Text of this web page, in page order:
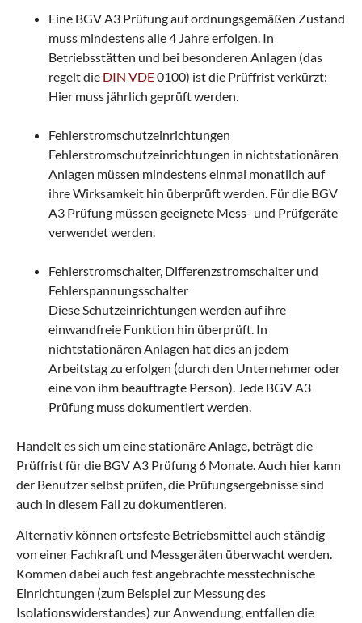
Eine BGV A3 Prüfung auf ordnungsgemäßen Zustand
muss mindestens alle 4 Jahre erfolgen. In
Betriebsstätten und bei besonderen Anlagen (das
regelt die DIN VDE0100) ist die Prüffrist verkürzt:
Hier muss jährlich geprüft werden.
Fehlerstromschutzeinrichtungen
Fehlerstromschutzeinrichtungen in nichtstationären
Anlagen müssen mindestens einmal monatlich auf
ihre Wirksamkeit hin überprüft werden. Für die BGV
A3 Prüfung müssen geeignete Mess- und Prüfgeräte
verwendet werden.
Fehlerstromschalter, Differenzstromschalter und
Fehlerspannungsschalter
Diese Schutzeinrichtungen werden auf ihre
einwandfreie Funktion hin überprüft. In
nichtstationären Anlagen hat dies an jedem
Arbeitstag zu erfolgen (durch den Unternehmer oder
eine von ihm beauftragte Person). Jede BGV A3
Prüfung muss dokumentiert werden.
Handelt es sich um eine stationäre Anlage, beträgt die
Prüffrist für die BGV A3 Prüfung 6 Monate. Auch hier kann
der Benutzer selbst prüfen, die Prüfungsergebnisse sind
auch in diesem Fall zu dokumentieren.
Alternativ können ortsfeste Betriebsmittel auch ständig
von einer Fachkraft und Messgeräten überwacht werden.
Kommen dabei auch fest angebrachte messtechnische
Einrichtungen (zum Beispiel zur Messung des
Isolationswiderstandes) zur Anwendung, entfallen die